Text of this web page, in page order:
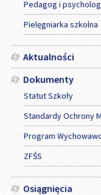
Pedagog i
Pielęgniarka szkolna
Aktualności
Dokumenty
Statut Szkoły
Standardy Ochrony
Program
ZFŚS
Osiągnięcia